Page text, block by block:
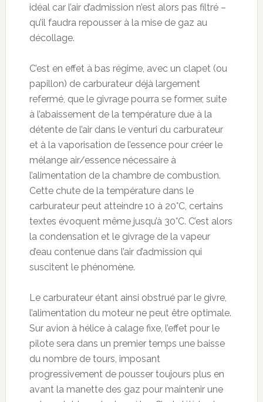
idéal car l’air d’admission n’est alors pas filtré –
qu’il faudra repousser à la mise de gaz au
décollage.
C’est en effet à bas régime, avec un clapet (ou
papillon) de carburateur déjà largement
refermé, que le givrage pourra se former, suite
à l’abaissement de la température due à la
détente de l’air dans le venturi du carburateur
et à la vaporisation de l’essence pour créer le
mélange air/essence nécessaire à
l’alimentation de la chambre de combustion.
Cette chute de la température dans le
carburateur peut atteindre 10 à 20°C, certains
textes évoquent même jusqu’à 30°C. C’est alors
la condensation et le givrage de la vapeur
d’eau contenue dans l’air d’admission qui
suscitent le phénomène.
Le carburateur étant ainsi obstrué par le givre,
l’alimentation du moteur ne peut être optimale.
Sur avion à hélice à calage fixe, l’effet pour le
pilote sera dans un premier temps une baisse
du nombre de tours, imposant
progressivement de pousser toujours plus en
avant la manette des gaz pour maintenir une